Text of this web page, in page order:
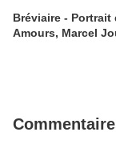
Bréviaire - Portrait
Amours, Marcel